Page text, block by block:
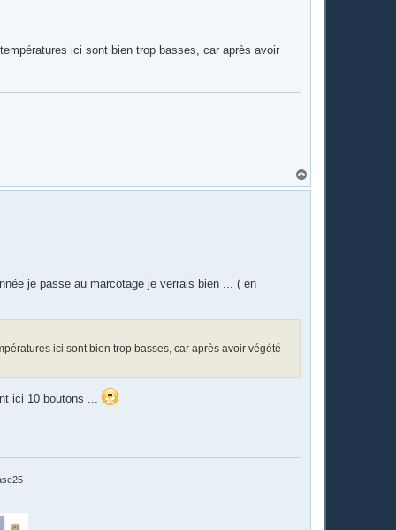
ici sont bien trop basses, car après avoir
a
je passe au marcotage je verrais bien ... ( en
ici sont bien trop basses, car après avoir végété
ici 10 boutons ...